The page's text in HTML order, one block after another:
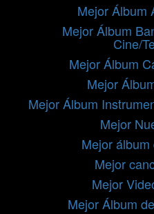
Mejor Álbum
Mejor Álbum
Cine/
Mejor Álbum
Mejor
Mejor Álbum
Mejor
Mejor
Mejor
Mejor
Mejor Álbum